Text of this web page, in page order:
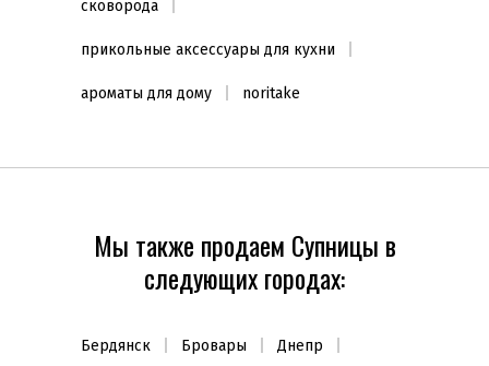
сковорода
прикольные аксессуары для кухни
ароматы для дому noritake
Мы также продаем Супницы в
следующих городах:
Бердянск Бровары
Днепр